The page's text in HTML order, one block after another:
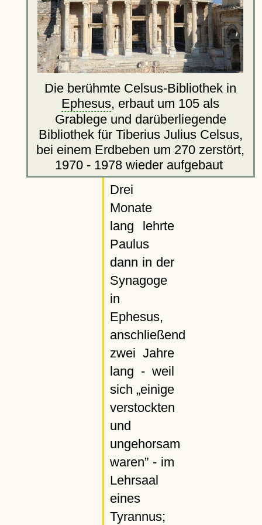
Die berühmte Celsus-Bibliothek in
Ephesus, erbaut um 105 als
Grablege und darüberliegende
Bibliothek für Tiberius Julius Celsus,
bei einem Erdbeben um 270 zerstört,
1970 - 1978 wieder aufgebaut
Drei
Monate
lang lehrte
Paulus
dann in der
Synagoge
in
Ephesus,
anschließend
zwei Jahre
lang - weil
sich einige
verstockten
und
ungehorsam
waren - im
Lehrsaal
eines
Tyrannus;